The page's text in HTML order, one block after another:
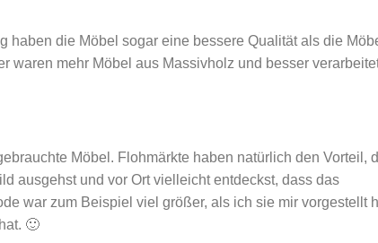
haben die Möbel sogar eine bessere Qualität als die
waren mehr Möbel aus Massivholz und besser
Möbel. Flohmärkte haben natürlich den Vorteil,
ausgehst und vor Ort vielleicht entdeckst, dass das
war zum Beispiel viel größer, als ich sie mir vorgestellt
🙂